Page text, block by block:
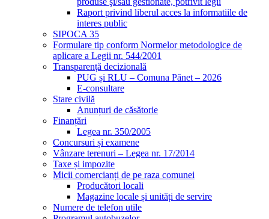
Raport privind liberul acces la informatiile de
interes public
SIPOCA 35
Formulare tip conform Normelor metodologice de
aplicare a Legii nr. 544/2001
Transparență decizională
PUG și RLU – Comuna Pănet – 2026
E-consultare
Stare civilă
Anunțuri de căsătorie
Finanțări
Legea nr. 350/2005
Concursuri și examene
Vânzare terenuri – Legea nr. 17/2014
Taxe și impozite
Micii comercianți de pe raza comunei
Producători locali
Magazine locale și unități de servire
Numere de telefon utile